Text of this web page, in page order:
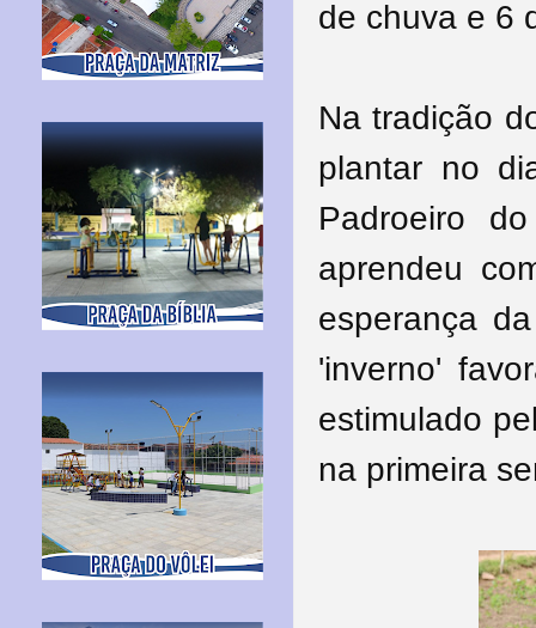
de chuva e 6
Na tradição
plantar no
Padroeiro
aprendeu
esperança
'inverno'
estimulado
na primeira